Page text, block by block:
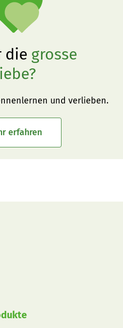
die grosse
und verlieben.
erfahren